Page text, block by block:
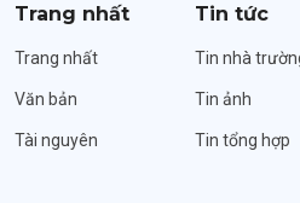
Trang nhất
Trang nhất
Văn bản
Tài nguyên
Tin tức
Tin nhà
Tin ảnh
Tin tổng hợp